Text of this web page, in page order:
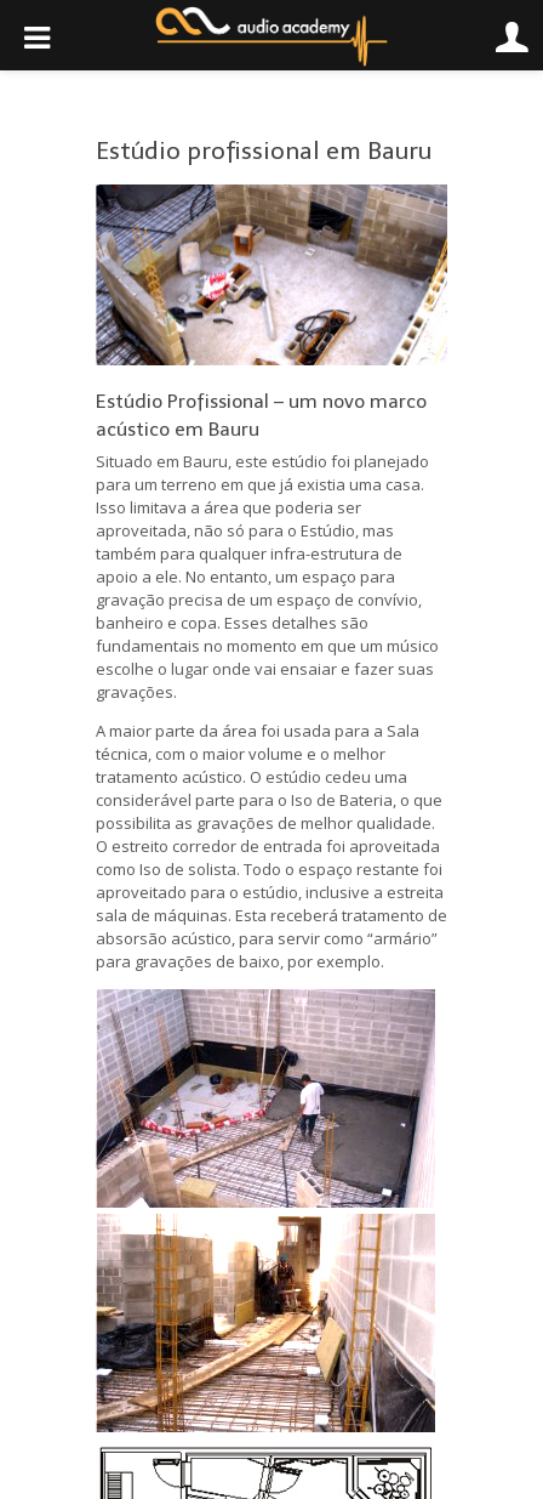
Estúdio profissional em Bauru
Estúdio Profissional – um novo marco
acústico em Bauru
Situado em Bauru, este estúdio foi planejado
para um terreno em que já existia uma casa.
Isso limitava a área que poderia ser
aproveitada, não só para o Estúdio, mas
também para qualquer infra-estrutura de
apoio a ele. No entanto, um espaço para
gravação precisa de um espaço de convívio,
banheiro e copa. Esses detalhes são
fundamentais no momento em que um músico
escolhe o lugar onde vai ensaiar e fazer suas
gravações.
A maior parte da área foi usada para a Sala
técnica, com o maior volume e o melhor
tratamento acústico. O estúdio cedeu uma
considerável parte para o Iso de Bateria, o que
possibilita as gravações de melhor qualidade.
O estreito corredor de entrada foi aproveitada
como Iso de solista. Todo o espaço restante foi
aproveitado para o estúdio, inclusive a estreita
sala de máquinas. Esta receberá tratamento de
absorsão acústico, para servir como “armário”
para gravações de baixo, por exemplo.